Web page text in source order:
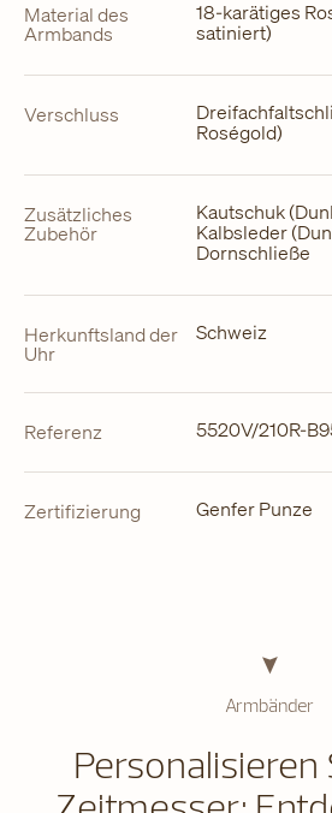
Material des
Armbands
18-karätiges
satiniert)
Verschluss
Roségold)
Zusätzliches
Zubehör
Kautschuk
Kalbsleder
Dornschließe
Herkunftsland der
Uhr
Schweiz
Referenz 5520V/210R-
Zertifizierung Genfer Punze
Armbänder
Personalisieren